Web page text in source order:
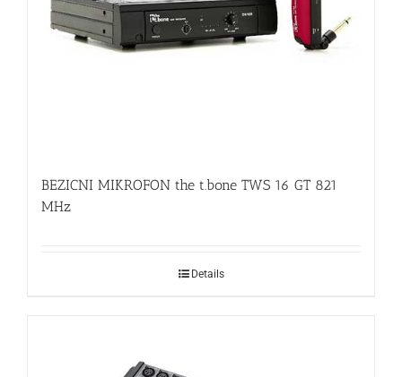
BEZICNI MIKROFON the t.bone TWS 16 GT 821
MHz
Details